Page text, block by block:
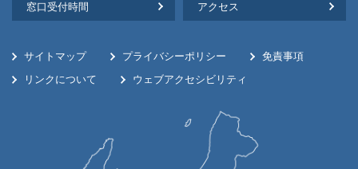
窓口受付時間 アクセス
サイトマップ プライバシーポリシー
免責事項
リンクについて
ウェブアクセシビリティ